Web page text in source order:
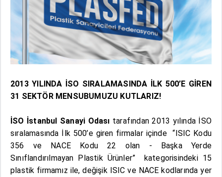
2013 YILINDA İSO SIRALAMASINDA İLK 500’E GİREN
31 SEKTÖR MENSUBUMUZU KUTLARIZ!
İSO İstanbul Sanayi Odası tarafından 2013 yılında İSO
sıralamasında İlk 500’e giren firmalar içinde “ISIC Kodu
356 ve NACE Kodu 22 olan - Başka Yerde
Sınıflandırılmayan Plastik Ürünler” kategorisindeki 15
plastik firmamız ile, değişik ISIC ve NACE kodlarında yer